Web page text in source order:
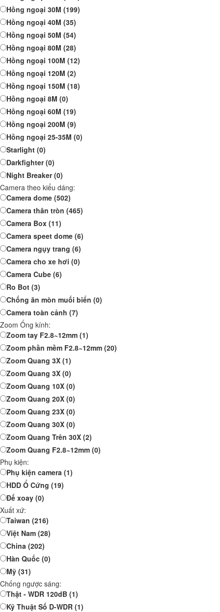
Hồng ngoại 30M (199)
Hồng ngoại 40M (35)
Hồng ngoại 50M (54)
Hồng ngoại 80M (28)
Hồng ngoại 100M (12)
Hồng ngoại 120M (2)
Hồng ngoại 150M (18)
Hồng ngoại 8M (0)
Hồng ngoại 60M (19)
Hồng ngoại 200M (9)
Hồng ngoại 25-35M (0)
Starlight (0)
Darkfighter(0)
Night Breaker(0)
Camera theo kiểu dáng:
Camera dome (502)
Camera thân tròn (465)
Camera Box (11)
Camera speet dome (6)
Camera ngụy trang (6)
Camera cho xe hơi (0)
Camera Cube (6)
Ro Bot (3)
Chống ăn mòn muối biển (0)
Camera toàn cảnh (7)
Zoom Ống kính:
Zoom tay F2.8~12mm (1)
Zoom phần mềm F2.8~12mm (20)
Zoom Quang 3X (1)
Zoom Quang 3X (0)
Zoom Quang 10X (0)
Zoom Quang 20X (0)
Zoom Quang 23X (0)
Zoom Quang 30X (0)
Zoom Quang Trên 30X (2)
Zoom Quang F2.8~12mm (0)
Phụ kiện:
Phụ kiện camera (1)
HDD Ổ Cứng (19)
Đế xoay (0)
Xuất xứ:
Taiwan (216)
Việt Nam (28)
China (202)
Hàn Quốc (0)
Mỹ (31)
Chống ngược sáng:
Thật - WDR 120dB (1)
Kỹ Thuật Số D-WDR (1)